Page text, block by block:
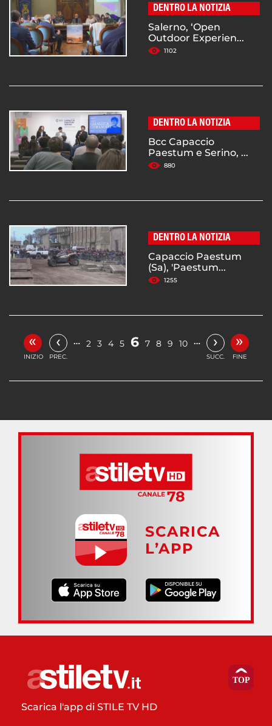
DENTRO LA NOTIZIA
Salerno, ‘Open
Outdoor Experien...
1102
DENTRO LA NOTIZIA
Bcc Capaccio
Paestum e Serino, ...
880
DENTRO LA NOTIZIA
Capaccio Paestum
(Sa), 'Paestum...
1255
«
INIZIO
‹
PREC.
… 2 3 4 5 6 7 8 9 10 … ›
SUCC.
»
FINE
SCARICA
L’APP
Scarica l'app di STILE TV HD